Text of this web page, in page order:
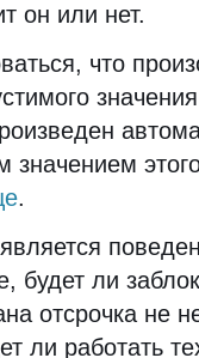
он или нет.
что
.
будет ли
отсрочка не
ли работать